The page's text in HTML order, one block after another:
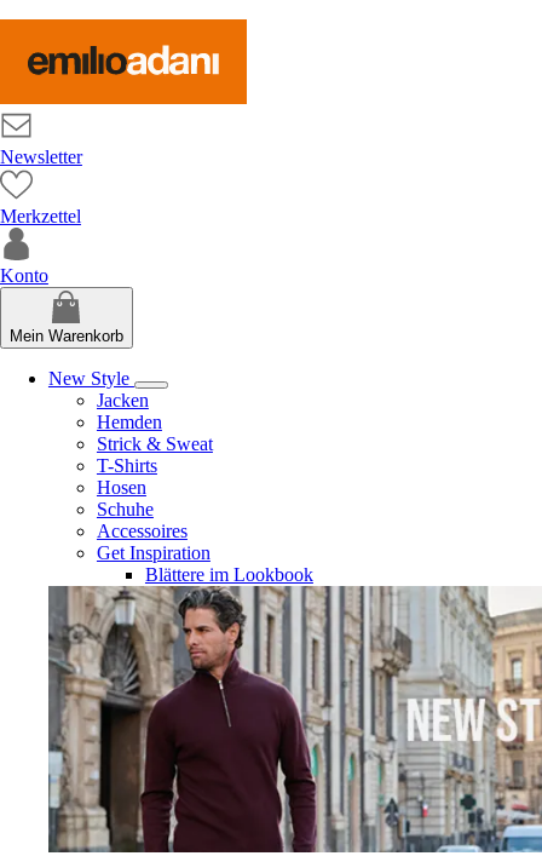
Newsletter
Merkzettel
Konto
Mein Warenkorb
New Style
Jacken
Hemden
Strick & Sweat
T-Shirts
Hosen
Schuhe
Accessoires
Get Inspiration
Blättere im Lookbook